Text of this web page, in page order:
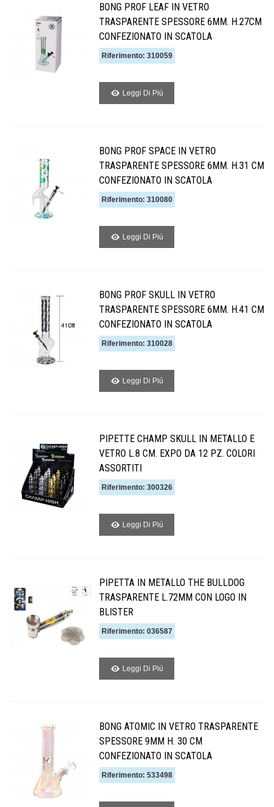
BONG PROF LEAF IN VETRO
TRASPARENTE SPESSORE 6MM. H.27CM
CONFEZIONATO IN SCATOLA
Riferimento: 310059
Leggi Di Piú
BONG PROF SPACE IN VETRO
TRASPARENTE SPESSORE 6MM. H.31 CM
CONFEZIONATO IN SCATOLA
Riferimento: 310080
Leggi Di Piú
BONG PROF SKULL IN VETRO
TRASPARENTE SPESSORE 6MM. H.41 CM
CONFEZIONATO IN SCATOLA
Riferimento: 310028
Leggi Di Piú
PIPETTE CHAMP SKULL IN METALLO E
VETRO L.8 CM. EXPO DA 12 PZ. COLORI
ASSORTITI
Riferimento: 300326
Leggi Di Piú
PIPETTA IN METALLO THE BULLDOG
TRASPARENTE L.72MM CON LOGO IN
BLISTER
Riferimento: 036587
Leggi Di Piú
BONG ATOMIC IN VETRO TRASPARENTE
SPESSORE 9MM H. 30 CM
CONFEZIONATO IN SCATOLA
Riferimento: 533498